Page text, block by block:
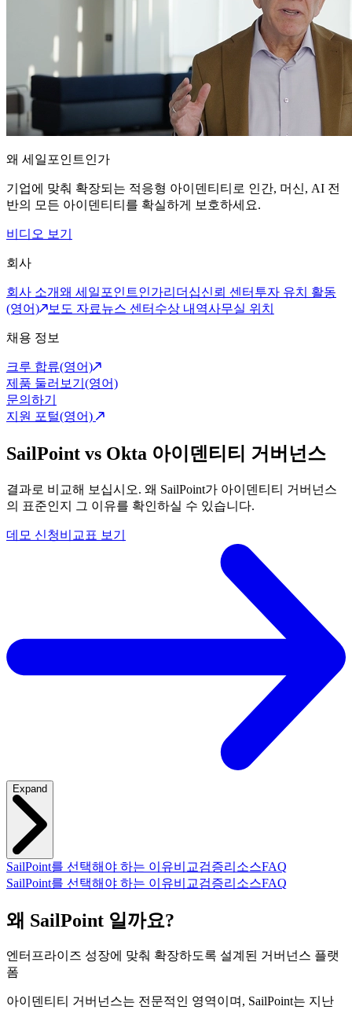
왜 세일포인트인가
기업에 맞춰 확장되는 적응형 아이덴티티로 인간, 머신, AI 전
반의 모든 아이덴티티를 확실하게 보호하세요.
비디오 보기
회사
회사 소개왜 세일포인트인가리더십신뢰 센터 투자 유치 활동
(영어)
보도 자료뉴스 센터 수상 내역사무실 위치
채용 정보
크루 합류(영어)
제품 둘러보기(영어)
문의하기
지원 포털(영어)
SailPoint vs Okta 아이덴티티 거버넌스
결과로 비교해 보십시오. 왜 SailPoint가 아이덴티티 거버넌스
의 표준인지 그 이유를 확인하실 수 있습니다.
데모 신청비교표 보기
Expand
SailPoint를 선택해야 하는 이유비교검증리소스FAQ
SailPoint를 선택해야 하는 이유비교검증리소스FAQ
왜 SailPoint 일까요?
엔터프라이즈 성장에 맞춰 확장하도록 설계된 거버넌스 플랫
폼
아이덴티티 거버넌스는 전문적인 영역이며, SailPoint는 지난